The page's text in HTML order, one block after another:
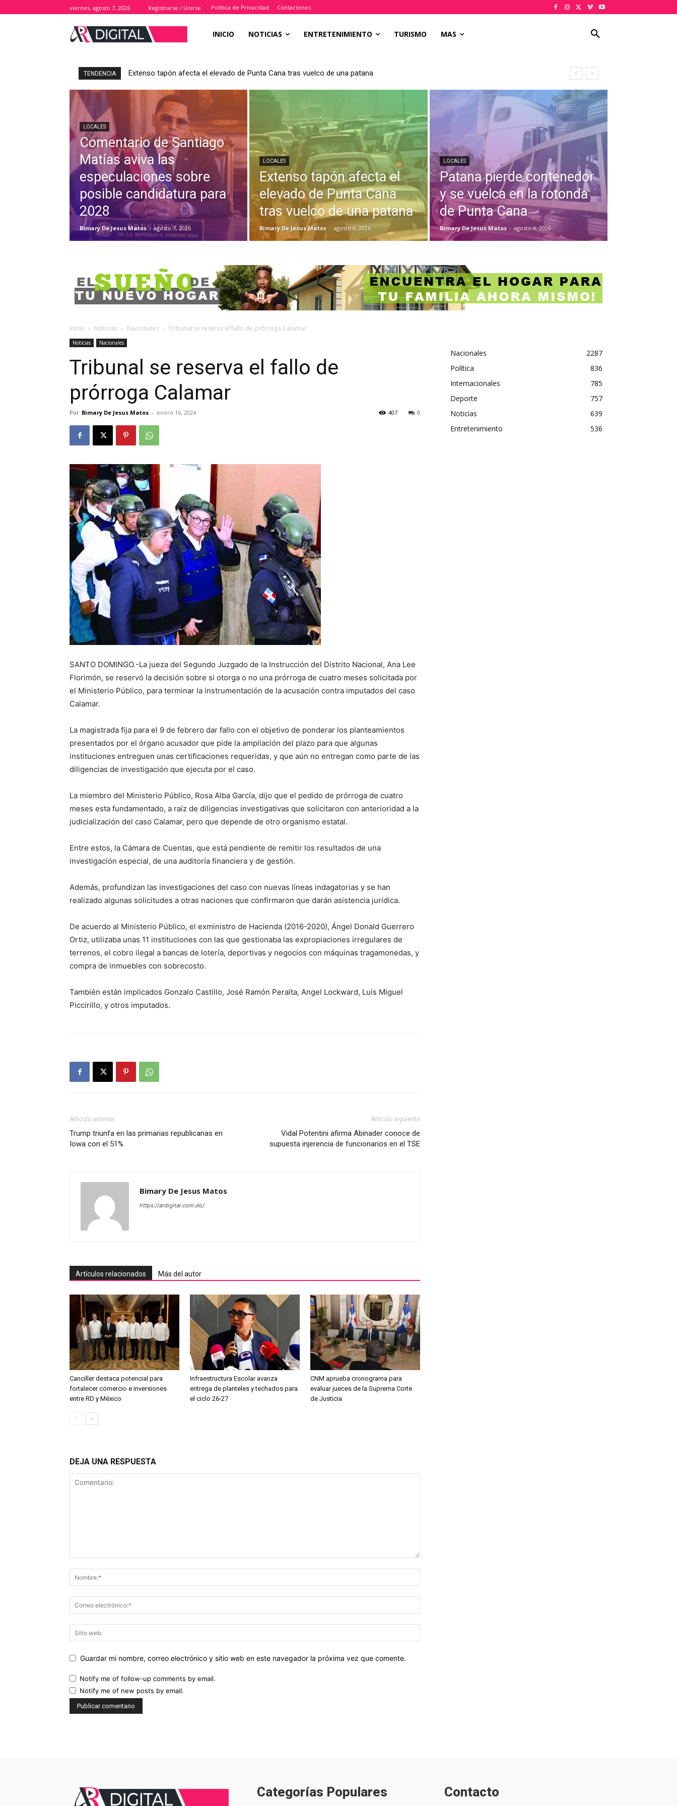
viernes, agosto 7, 2026 Registrarse / Unirse Política de Privacidad Contactenos
INICIO NOTICIAS ENTRETENIMIENTO TURISMO MAS
TENDENCIA Extenso tapón afecta el elevado de Punta Cana tras vuelco de una patana
LOCALES
Comentario de Santiago
Matías aviva las
especulaciones sobre
posible candidatura para
2028
Bimary De Jesus Matos - agosto 7, 2026
LOCALES
Extenso tapón afecta el
elevado de Punta Cana
tras vuelco de una patana
Bimary De Jesus Matos - agosto 6, 2026
LOCALES
Patana pierde contenedor
y se vuelca en la rotonda
de Punta Cana
Bimary De Jesus Matos - agosto 6, 2026
Inicio Noticias Nacionales Tribunal se reserva el fallo de prórroga Calamar
Noticias Nacionales
Tribunal se reserva el fallo de
prórroga Calamar
Por Bimary De Jesus Matos - enero 16, 2024 0
407
SANTO DOMINGO.-La jueza del Segundo Juzgado de la Instrucción del Distrito Nacional, Ana Lee
Florimón, se reservó la decisión sobre si otorga o no una prórroga de cuatro meses solicitada por
el Ministerio Público, para terminar la instrumentación de la acusación contra imputados del caso
Calamar.
La magistrada fija para el 9 de febrero dar fallo con el objetivo de ponderar los planteamientos
presentados por el órgano acusador que pide la ampliación del plazo para que algunas
instituciones entreguen unas certificaciones requeridas, y que aún no entregan como parte de las
diligencias de investigación que ejecuta por el caso.
La miembro del Ministerio Público, Rosa Alba García, dijo que el pedido de prórroga de cuatro
meses esta fundamentado, a raíz de diligencias investigativas que solicitaron con anterioridad a la
judicialización del caso Calamar, pero que depende de otro organismo estatal.
Entre estos, la Cámara de Cuentas, que está pendiente de remitir los resultados de una
investigación especial, de una auditoría financiera y de gestión.
Además, profundizan las investigaciones del caso con nuevas líneas indagatorias y se han
realizado algunas solicitudes a otras naciones que confirmaron que darán asistencia jurídica.
De acuerdo al Ministerio Público, el exministro de Hacienda (2016-2020), Ángel Donald Guerrero
Ortiz, utilizaba unas 11 instituciones con las que gestionaba las expropiaciones irregulares de
terrenos, el cobro ilegal a bancas de lotería, deportivas y negocios con máquinas tragamonedas, y
compra de inmuebles con sobrecosto.
También están implicados Gonzalo Castillo, José Ramón Peralta, Angel Lockward, Luis Miguel
Piccirillo, y otros imputados.
Artículo anterior
Trump triunfa en las primarias republicanas en
Iowa con el 51%
Artículo siguiente
Vidal Potentini afirma Abinader conoce de
supuesta injerencia de funcionarios en el TSE
Bimary De Jesus Matos
https://ardigital.com.do/
Artículos relacionados Más del autor
Canciller destaca potencial para
fortalecer comercio e inversiones
entre RD y México
Infraestructura Escolar avanza
entrega de planteles y techados para
el ciclo 26-27
CNM aprueba cronograma para
evaluar jueces de la Suprema Corte
de Justicia
DEJA UNA RESPUESTA
Guardar mi nombre, correo electrónico y sitio web en este navegador la próxima vez que comente.
Notify me of follow-up comments by email.
Notify me of new posts by email.
Nacionales
2287
Política
836
Internacionales
785
Deporte
757
Noticias
639
Entretenimiento
536
Categorías Populares Contacto